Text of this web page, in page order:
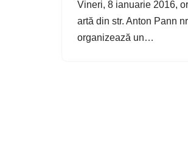
Vineri, 8 ianuarie 2016,
artă din str. Anton Pann
organizează un…